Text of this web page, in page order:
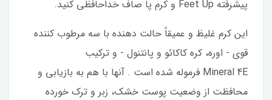
پیشرفته Feet Up و کرم پا صاف خداحافظی کنید.
این کرم غلیظ و عمیقاً حالت دهنده با سه مرطوب کننده
قوی - اوره، کره کاکائو و پانتنول - و ترکیب
Mineral 4E فرموله شده است . آنها با هم به بازیابی و
محافظت از وضعیت پوست خشک، زبر و ترک خورده